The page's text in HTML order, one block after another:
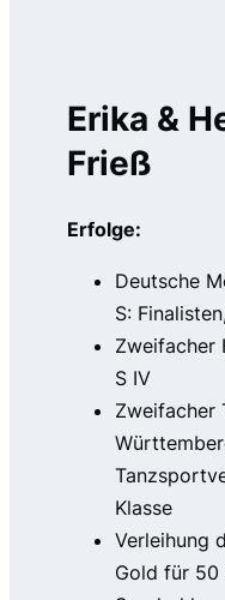
Erika &
Frieß
Erfolge:
Deutsche
S:
Zweifacher
S IV
Zweifacher
Klasse
Verleihung
Gold für 50